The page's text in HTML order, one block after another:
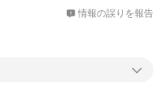
情報の誤りを報告